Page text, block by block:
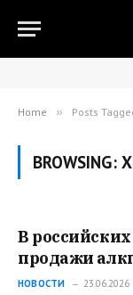
Home » Posts
BROWSING:
В
продажи
НОВОСТИ 23.06.2026